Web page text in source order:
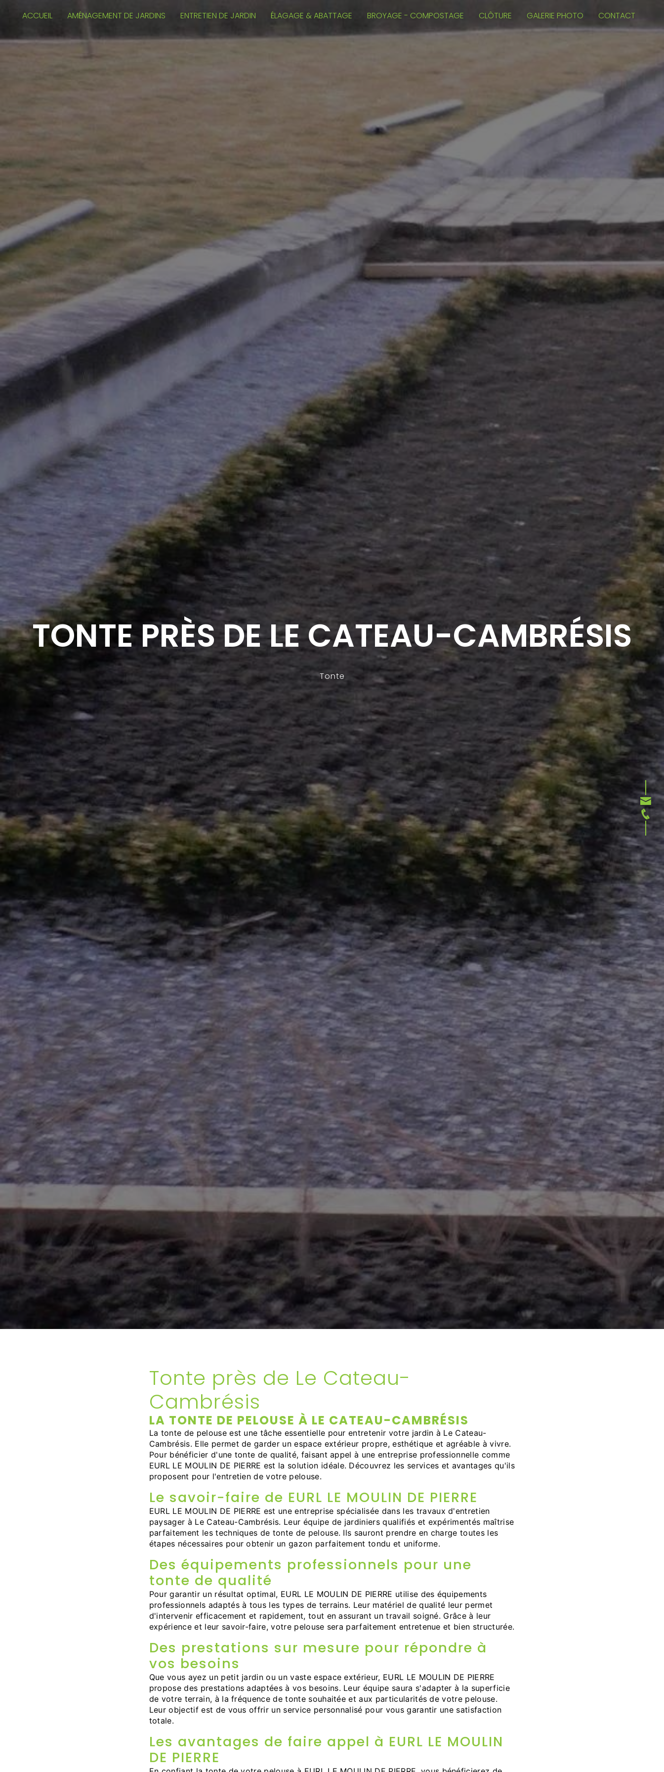
ACCUEIL AMÉNAGEMENT DE JARDINS ENTRETIEN DE JARDIN ÉLAGAGE & ABATTAGE BROYAGE - COMPOSTAGE CLÔTURE GALERIE PHOTO CONTACT
TONTE PRÈS DE LE CATEAU-CAMBRÉSIS
Tonte
Tonte près de Le Cateau-
Cambrésis
LA TONTE DE PELOUSE À LE CATEAU-CAMBRÉSIS
La tonte de pelouse est une tâche essentielle pour entretenir votre jardin à Le Cateau-
Cambrésis. Elle permet de garder un espace extérieur propre, esthétique et agréable à vivre.
Pour bénéficier d'une tonte de qualité, faisant appel à une entreprise professionnelle comme
EURL LE MOULIN DE PIERRE est la solution idéale. Découvrez les services et avantages qu'ils
proposent pour l'entretien de votre pelouse.
Le savoir-faire de EURL LE MOULIN DE PIERRE
EURL LE MOULIN DE PIERRE est une entreprise spécialisée dans les travaux d'entretien
paysager à Le Cateau-Cambrésis. Leur équipe de jardiniers qualifiés et expérimentés maîtrise
parfaitement les techniques de tonte de pelouse. Ils sauront prendre en charge toutes les
étapes nécessaires pour obtenir un gazon parfaitement tondu et uniforme.
Des équipements professionnels pour une
tonte de qualité
Pour garantir un résultat optimal, EURL LE MOULIN DE PIERRE utilise des équipements
professionnels adaptés à tous les types de terrains. Leur matériel de qualité leur permet
d'intervenir efficacement et rapidement, tout en assurant un travail soigné. Grâce à leur
expérience et leur savoir-faire, votre pelouse sera parfaitement entretenue et bien structurée.
Des prestations sur mesure pour répondre à
vos besoins
Que vous ayez un petit jardin ou un vaste espace extérieur, EURL LE MOULIN DE PIERRE
propose des prestations adaptées à vos besoins. Leur équipe saura s'adapter à la superficie
de votre terrain, à la fréquence de tonte souhaitée et aux particularités de votre pelouse.
Leur objectif est de vous offrir un service personnalisé pour vous garantir une satisfaction
totale.
Les avantages de faire appel à EURL LE MOULIN
DE PIERRE